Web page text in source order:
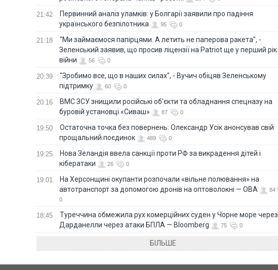
21:42
Первинний аналіз уламків: у Болгарії заявили про падіння
українського безпілотника
95 0
21:18
"Ми займаємося папірцями. А летить не паперова ракета", -
Зеленський заявив, що просив ліцензії на Patriot ще у перший рік
війни
56 0
20:39
"Зробимо все, що в наших силах", - Вучич обіцяв Зеленському
підтримку
60 0
20:16
ВМС ЗСУ знищили російські об'єкти та обладнання спецназу на
буровій установці «Сиваш»
87 0
19:50
Остаточна точка без повернень: Олександр Усік анонсував свій
прощальний поєдинок
489 0
19:25
Нова Зеландія ввела санкції проти РФ за викрадення дітей і
кібератаки
26 0
19:01
На Херсонщині окупанти розпочали «вільне полювання» на
автотранспорт за допомогою дронів на оптоволокні — ОВА
84
0
18:45
Туреччина обмежила рух комерційних суден у Чорне море через
Дарданелли через атаки БПЛА — Bloomberg
75 0
БІЛЬШЕ